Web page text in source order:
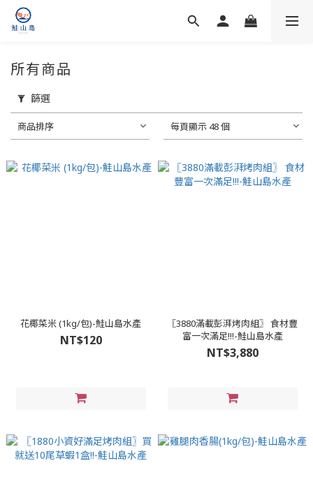
所有商品
篩選
商品排序 每頁顯示 48 個
花椰菜米 (1kg/包)-鮭山島水產
NT$120
〖3880滿載彭湃烤肉組〗 食材豐
富一次滿足!!!-鮭山島水產
NT$3,880